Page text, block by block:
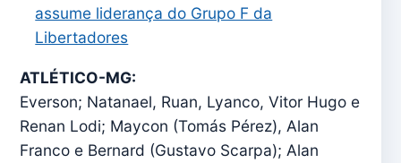
assume liderança do Grupo F da
Libertadores
ATLÉTICO-MG:
Everson; Natanael, Ruan, Lyanco, Vitor Hugo e
Renan Lodi; Maycon (Tomás Pérez), Alan
Franco e Bernard (Gustavo Scarpa); Alan